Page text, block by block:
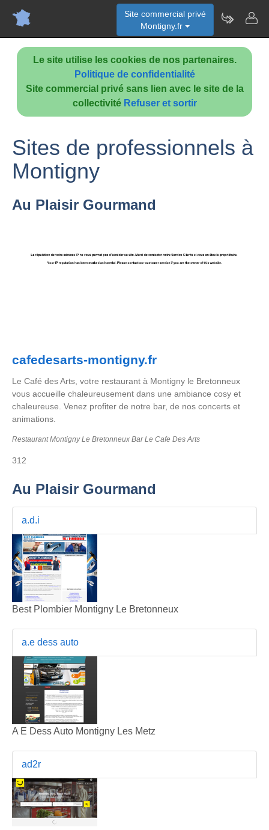
Le site utilise les cookies de nos partenaires.
Politique de confidentialité
Site commercial privé sans lien avec le site de la
collectivité Refuser et sortir
Site commercial privé
Montigny.fr
Sites de professionnels à
Montigny
Au Plaisir Gourmand
cafedesarts-montigny.fr
Le Café des Arts, votre restaurant à Montigny le Bretonneux
vous accueille chaleureusement dans une ambiance cosy et
chaleureuse. Venez profiter de notre bar, de nos concerts et
animations.
Restaurant Montigny Le Bretonneux Bar Le Cafe Des Arts
312
Au Plaisir Gourmand
a.d.i
Best Plombier Montigny Le Bretonneux
a.e dess auto
A E Dess Auto Montigny Les Metz
ad2r